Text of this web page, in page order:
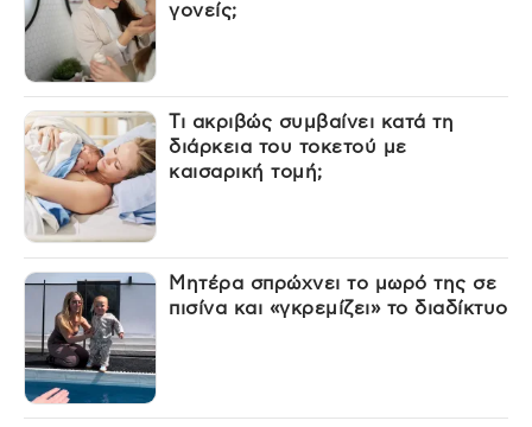
γονείς;
Τι ακριβώς συμβαίνει κατά τη
διάρκεια του τοκετού με
καισαρική τομή;
Μητέρα σπρώχνει το μωρό της σε
πισίνα και «γκρεμίζει» το διαδίκτυο